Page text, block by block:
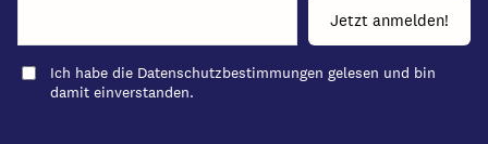
Ich habe die Datenschutzbestimmungen gelesen und bin
damit einverstanden.